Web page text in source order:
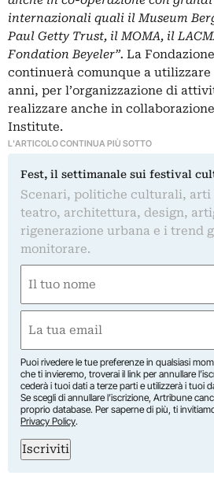
internazionali quali il Museum
Paul Getty Trust, il MOMA, il
Fondation Beyeler”. La
continuerà comunque a utilizzare
anni, per l’organizzazione di
realizzare anche in
Institute.
L'ARTICOLO CONTINUA PIÙ SOTTO
Fest, il settimanale sui festival
Scenari, politiche culturali, arti
teatro, architettura, design,
rigenerazione urbana e i trend
monitorare.
(Required)
First
(Required)
Puoi rivedere le tue preferenze in qualsiasi
che ti invieremo, troverai il link per annullare
cederà i tuoi dati a terze parti e utilizzerà i tuoi
Se scegli di annullare l’iscrizione, Artribune
proprio database. Per saperne di più, ti
Privacy Policy.
Iscriviti